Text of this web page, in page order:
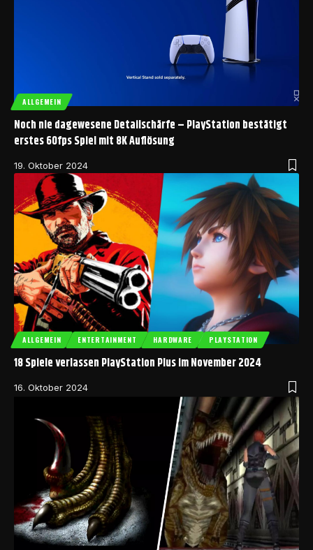
ALLGEMEIN
Noch nie dagewesene Detailschärfe – PlayStation bestätigt
erstes 60fps Spiel mit 8K Auflösung
19. Oktober 2024
ALLGEMEIN ENTERTAINMENT HARDWARE PLAYSTATION
18 Spiele verlassen PlayStation Plus im November 2024
16. Oktober 2024